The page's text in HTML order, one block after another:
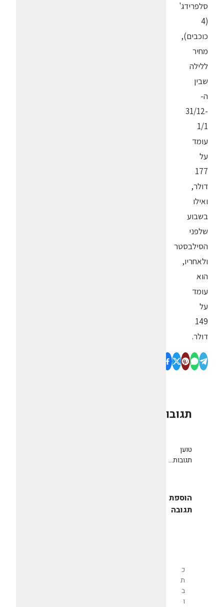
סלפרידג'
(4
כוכבים),
מחיר
ללילה
שבין
ה-
31/12-
1/1
עומד
על
177
דולר,
ואילו
בשבוע
שלפני
הסילבסטר
ולאחריו,
הוא
עומד
על
149
דולר.
תגובות
טוען
תגובות...
הוספת
תגובה